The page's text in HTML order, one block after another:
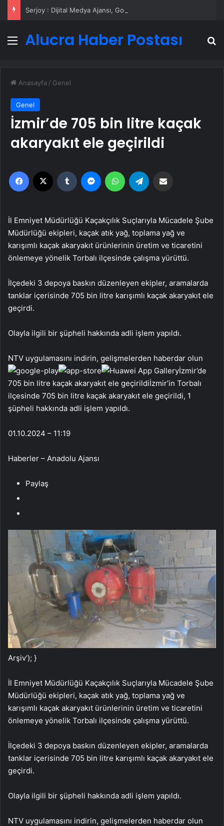
MenüAlucra Haber Postası
Anasayfa / Genel
Genel
İzmir’de 705 bin litre kaçak
akaryakıt ele geçirildi
Facebook Tumblr MessengerWhatsApp
İl Emniyet Müdürlüğü Kaçakçılık Suçlarıyla Mücadele Şube
Müdürlüğü ekipleri, kaçak atık yağ, toplama yağ ve
karışımlı kaçak akaryakıt ürünlerinin üretim ve ticaretini
önlemeye yönelik Torbalı ilçesinde çalışma yürüttü.
İlçedeki 3 depoya baskın düzenleyen ekipler, aramalarda
tanklar içerisinde 705 bin litre karışımlı kaçak akaryakıt ele
geçirdi.
Olayla ilgili bir şüpheli hakkında adli işlem yapıldı.
NTV uygulamasını indirin, gelişmelerden haberdar olun
İzmir’de
705 bin litre kaçak akaryakıt ele geçirildiİzmir’in Torbalı
ilçesinde 705 bin litre kaçak akaryakıt ele geçirildi, 1
şüpheli hakkında adli işlem yapıldı.
01.10.2024 – 11:19
Haberler – Anadolu Ajansı
Paylaş
Arşiv‘); }
İl Emniyet Müdürlüğü Kaçakçılık Suçlarıyla Mücadele Şube
Müdürlüğü ekipleri, kaçak atık yağ, toplama yağ ve
karışımlı kaçak akaryakıt ürünlerinin üretim ve ticaretini
önlemeye yönelik Torbalı ilçesinde çalışma yürüttü.
İlçedeki 3 depoya baskın düzenleyen ekipler, aramalarda
tanklar içerisinde 705 bin litre karışımlı kaçak akaryakıt ele
geçirdi.
Olayla ilgili bir şüpheli hakkında adli işlem yapıldı.
NTV uygulamasını indirin, gelişmelerden haberdar olun